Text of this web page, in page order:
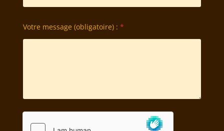
Votre message (obligatoire) : *